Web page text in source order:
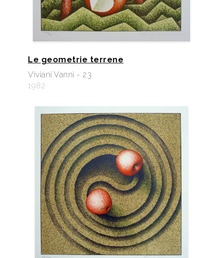
Le geometrie terrene
Viviani Vanni - 23
1982